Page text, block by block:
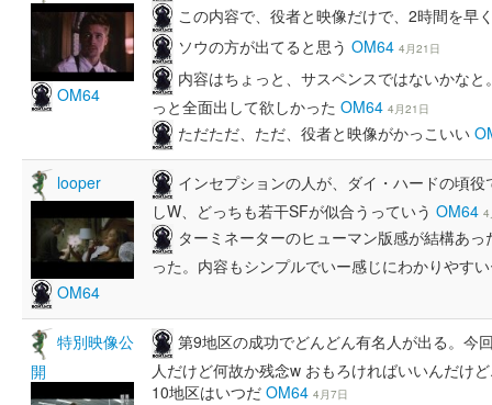
OM64
この内容で、役者と映像だけで、2時間を早
ソウの方が出てると思う OM64 4月21日
内容はちょっと、サスペンスではないかな
っと全面出して欲しかった OM64 4月21日
ただただ、ただ、役者と映像がかっこいい
looper
OM64
インセプションの人が、ダイ・ハードの頃
しW、どっちも若干SFが似合うっていう OM64 4
ターミネーターのヒューマン版感が結構あ
った。内容もシンプルでいー感じにわかりやす
特別映像公
開
第9地区の成功でどんどん有名人が出る。今
人だけど何故か残念w おもろければいいんだけ
10地区はいつだ OM64 4月7日